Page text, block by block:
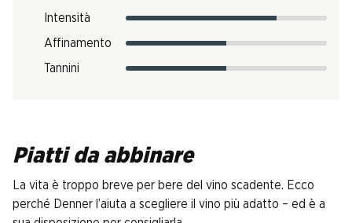
Intensità
Affinamento
Tannini
Piatti da abbinare
La vita è troppo breve per bere del vino scadente. Ecco
perché Denner l’aiuta a scegliere il vino più adatto – ed è a